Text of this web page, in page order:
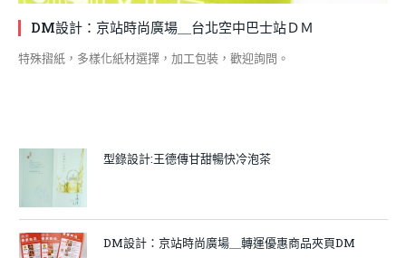
DM設計：京站時尚廣場＿台北空中巴士站ＤＭ
特殊摺紙，多樣化紙材選擇，加工包裝，歡迎詢問。
型錄設計:王德傳甘甜暢快冷泡茶
DM設計：京站時尚廣場＿轉運優惠商品夾頁DM